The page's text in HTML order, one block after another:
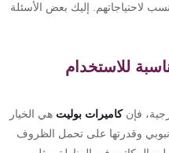
لاحتياجاتهم. إليك بعض الأسئلة
للاستخدام
فإنكاميرات بوليتهي الخيار
وقدرتها على تحمل الظروف